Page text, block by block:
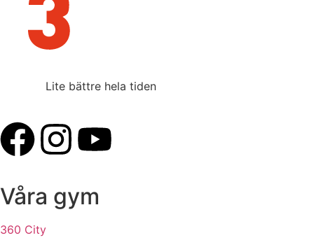
Lite bättre hela tiden
Våra gym
360 City